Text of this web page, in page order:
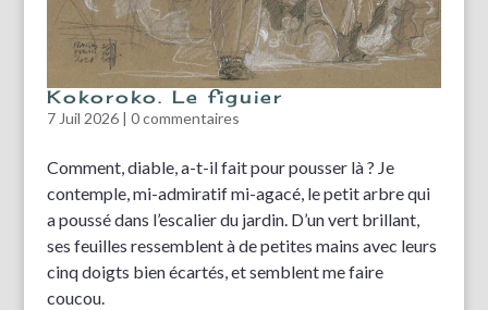
Kokoroko. Le figuier
7 Juil 2026| 0 commentaires
Comment, diable, a-t-il fait pour pousser là ? Je
contemple, mi-admiratif mi-agacé, le petit arbre qui
a poussé dans l’escalier du jardin. D’un vert brillant,
ses feuilles ressemblent à de petites mains avec leurs
cinq doigts bien écartés, et semblent me faire
coucou.